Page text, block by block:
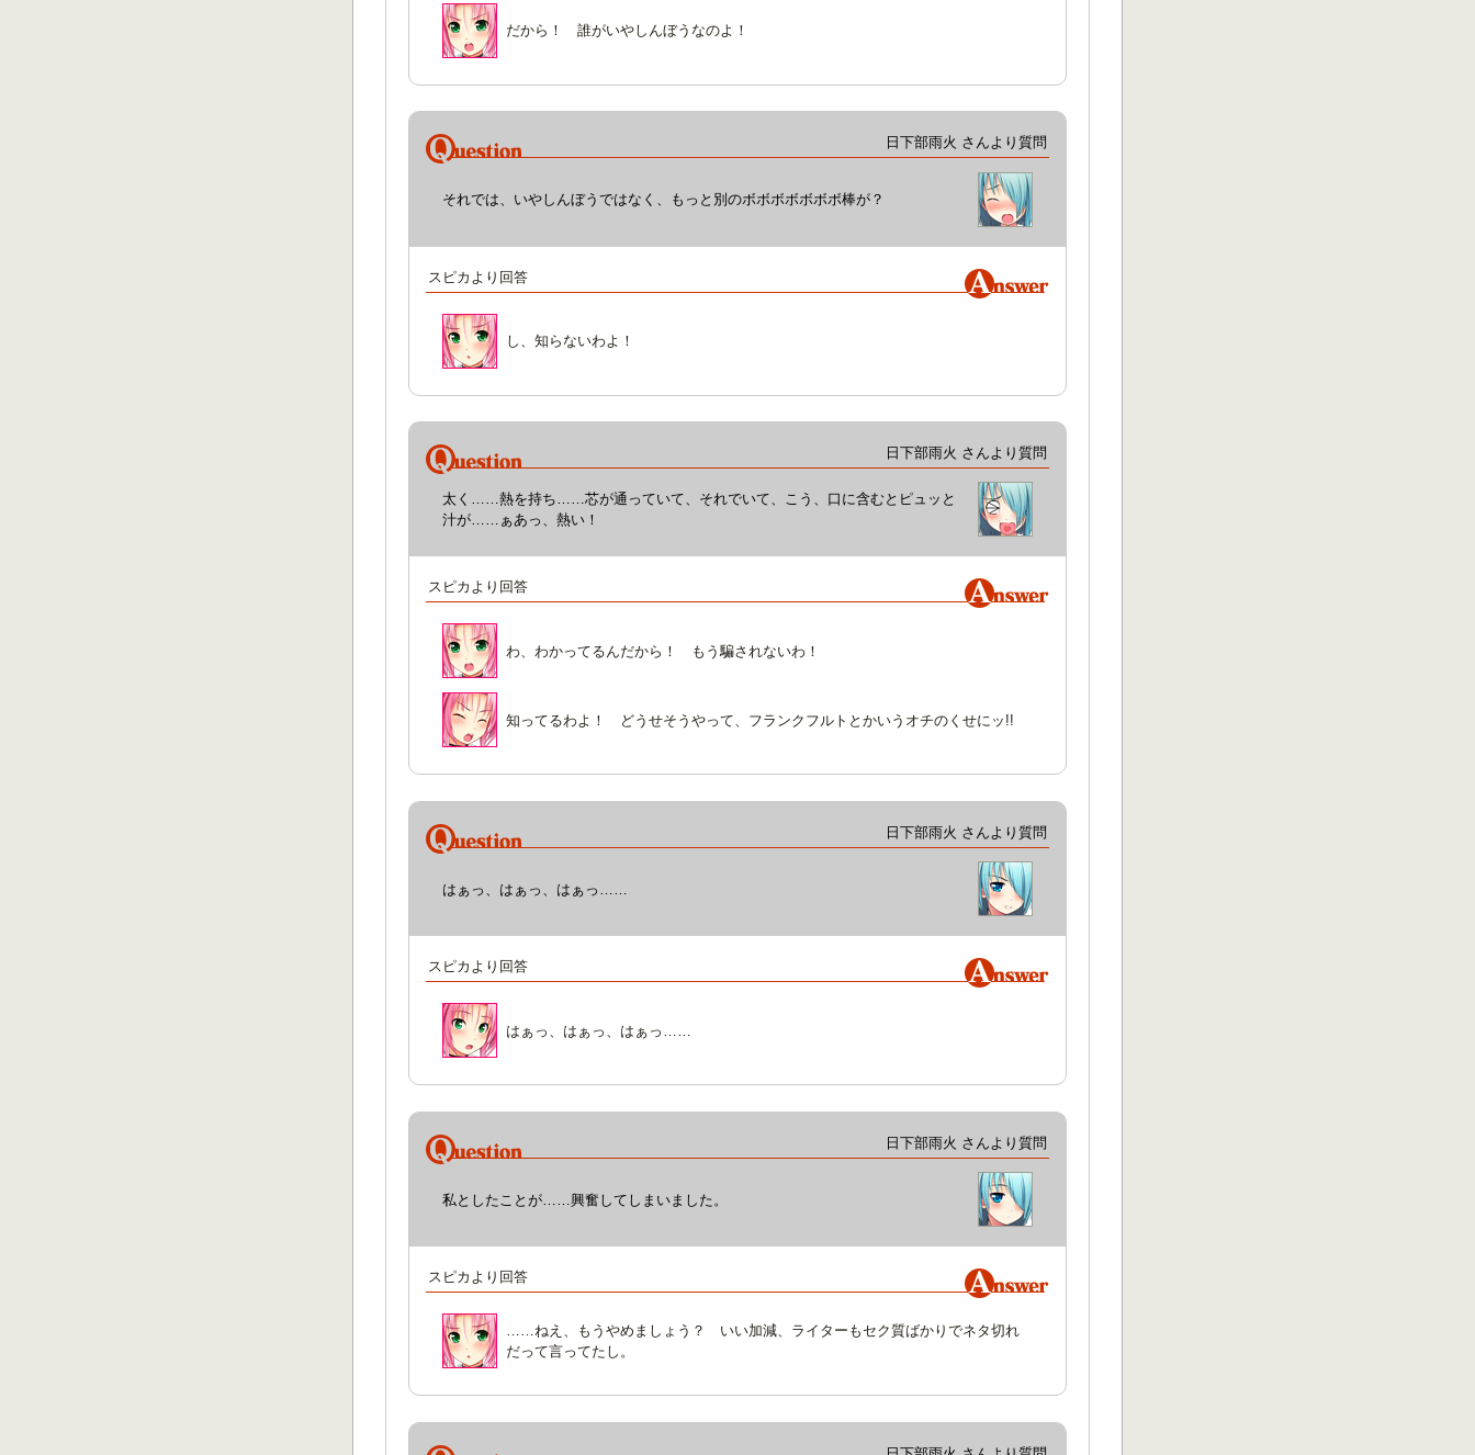
だから！ 誰がいやしんぼうなのよ！
日下部雨火 さんより質問
それでは、いやしんぼうではなく、もっと別のボボボボボボボ棒が？
スピカより回答
し、知らないわよ！
日下部雨火 さんより質問
太く……熱を持ち……芯が通っていて、それでいて、こう、口に含むとピュッと
汁が……ぁあっ、熱い！
スピカより回答
わ、わかってるんだから！ もう騙されないわ！
知ってるわよ！ どうせそうやって、フランクフルトとかいうオチのくせにッ!!
日下部雨火 さんより質問
はぁっ、はぁっ、はぁっ……
スピカより回答
はぁっ、はぁっ、はぁっ……
日下部雨火 さんより質問
私としたことが……興奮してしまいました。
スピカより回答
……ねえ、もうやめましょう？ いい加減、ライターもセク質ばかりでネタ切れ
だって言ってたし。